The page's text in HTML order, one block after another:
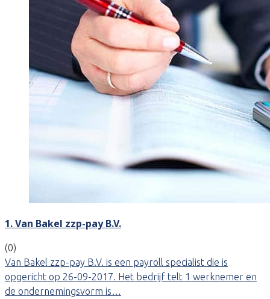
1. Van Bakel zzp-pay B.V.
(0)
Van Bakel zzp-pay B.V. is een payroll specialist die is
opgericht op 26-09-2017. Het bedrijf telt 1 werknemer en
de ondernemingsvorm is…